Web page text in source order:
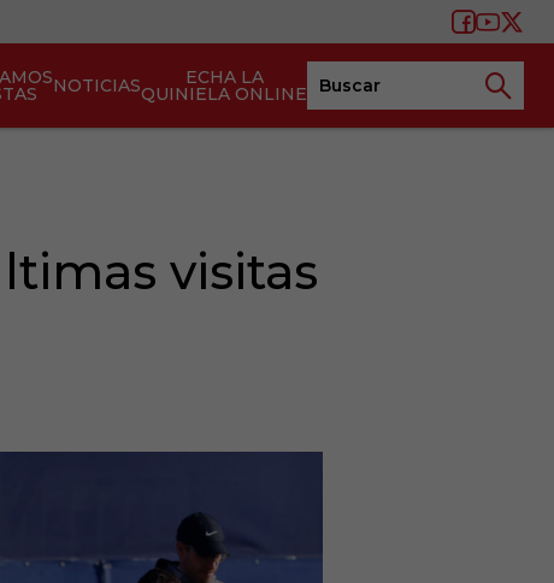
NOTICIAS ECHA LA
QUINIELA ONLINE
visitas